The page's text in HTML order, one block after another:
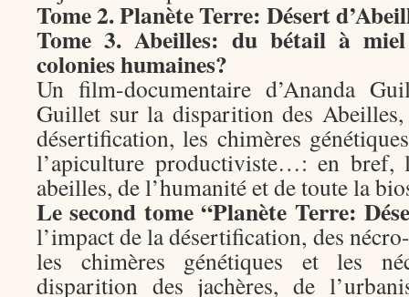
Tome 2. Planète Terre: Désert
Tome 3. Abeilles: du bétail à
colonies humaines?
Un film-documentaire d’Ananda
Guillet sur la disparition des
désertification, les chimères
l’apiculture productiviste…: en bref,
abeilles, de l’humanité et de toute la
Le second tome “Planète Terre:
l’impact de la désertification, des
les chimères génétiques et les
disparition des jachères, de